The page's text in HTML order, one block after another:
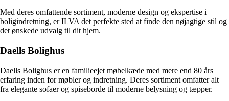
Med deres omfattende sortiment, moderne design og ekspertise i
boligindretning, er ILVA det perfekte sted at finde den nøjagtige stil og
det ønskede udvalg til dit hjem.
Daells Bolighus
Daells Bolighus er en familieejet møbelkæde med mere end 80 års
erfaring inden for møbler og indretning. Deres sortiment omfatter alt
fra elegante sofaer og spiseborde til moderne belysning og tæpper.